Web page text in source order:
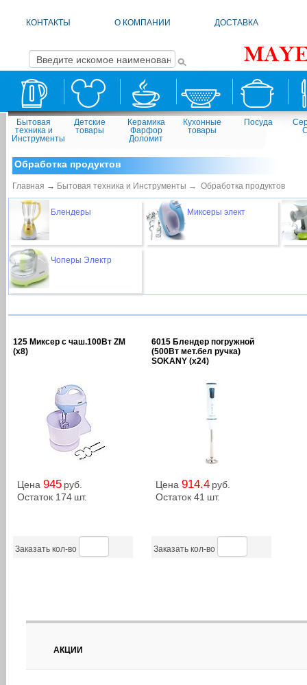
КОНТАКТЫ О КОМПАНИИ ДОСТАВКА
Бытовая
техника и
Инструменты
Детские
товары
Керамика
Фарфор
Доломит
Кухонные
товары
Посуда
Обработка продуктов
Главная → Бытовая техника и Инструменты → Обработка продуктов
Блендеры Миксеры элект
Чоперы Электр
125 Миксер c чаш.100Вт ZM
(х8)
Цена 945 руб.
Остаток 174 шт.
Заказать кол-во
6015 Блендер погружной
(500Вт мет.бел ручка)
SOKANY (х24)
Цена 914.4 руб.
Остаток 41 шт.
Заказать кол-во
АКЦИИ